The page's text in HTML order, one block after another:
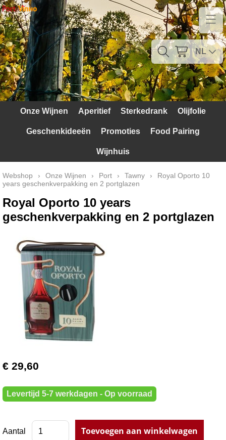
Home
Contact
Mijn account
Verzendkosten
Rode Druiven
NL
Onze Wijnen Aperitief Sterkedrank Olijfolie
Geschenkideeën Promoties Food Pairing
Wijnhuis
Webshop › Onze Wijnen › Port › Tawny ›
Royal Oporto 10
years geschenkverpakking en 2 portglazen
Royal Oporto 10 years
geschenkverpakking en 2 portglazen
€ 29,60
Levertijd 5-7 werkdagen - Op voorraad
Aantal